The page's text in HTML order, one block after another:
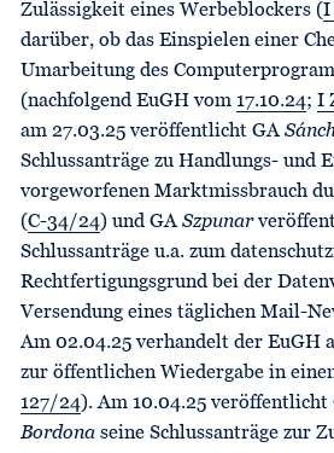
Zulässigkeit eines Werbeblockers (I
darüber, ob das Einspielen einer
Umarbeitung des
(nachfolgend EuGH vom 17.10.24; I
am 27.03.25 veröffentlicht GA
Schlussanträge zu Handlungs- und
vorgeworfenen Marktmissbrauch
(C-34/24) und GASzpunar
Schlussanträge u.a. zum
Rechtfertigungsgrund bei der
Versendung eines täglichen Mail-
Am 02.04.25 verhandelt der EuGH
zur öffentlichen Wiedergabe in
127/24). Am 10.04.25 veröffentlicht
Bordona seine Schlussanträge zur